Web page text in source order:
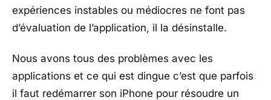
expériences instables ou médiocres ne font pas
d’évaluation de l’application, il la désinstalle.
Nous avons tous des problèmes avec les
applications et ce qui est dingue c’est que parfois
il faut redémarrer son iPhone pour résoudre un